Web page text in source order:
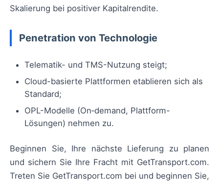
Skalierung bei positiver Kapitalrendite.
Penetration von Technologie
Telematik- und TMS-Nutzung steigt;
Cloud-basierte Plattformen etablieren sich als
Standard;
OPL-Modelle (On‑demand, Plattform-
Lösungen) nehmen zu.
Beginnen Sie, Ihre nächste Lieferung zu planen
und sichern Sie Ihre Fracht mit GetTransport.com.
Treten Sie GetTransport.com bei und beginnen Sie,